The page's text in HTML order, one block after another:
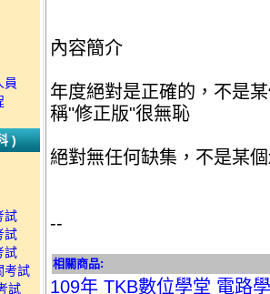
員
)
試
試
試
考試
試
內容簡介
年度絕對是正確的，不是
稱"修正版"很無恥
絕對無任何缺集，不是某
--
相關商品:
109年 TKB數位學堂 電路